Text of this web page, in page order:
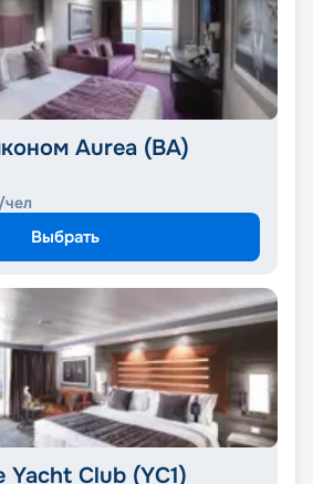
Aurea (BA)
/чел
Выбрать
Club (YC1)